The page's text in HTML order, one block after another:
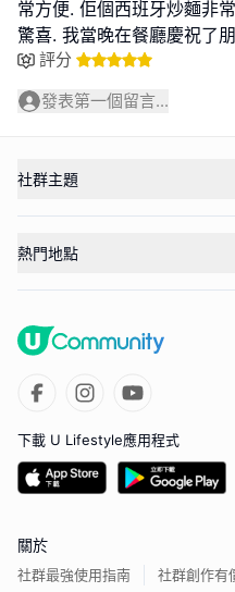
常方便. 佢個西班牙炒麵非
驚喜. 我當晚在餐廳慶祝了
評分
發表第一個留言...
社群主題
熱門地點
下載 U Lifestyle應用程式
關於
社群最強使用指南 社群創作有